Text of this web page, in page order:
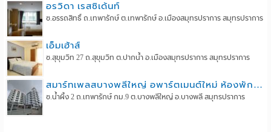
อรวิดา เรสซิเด้นท์
ซ.อรรถสิทธิ์ ถ.เทพารักษ์ ต.เทพารักษ์ อ.เมืองสมุทรปราการ สมุทรปราการ
เอ็มเฮ้าส์
ซ.สุขุมวิท 27 ถ.สุขุมวิท ต.ปากน้ำ อ.เมืองสมุทรปราการ สมุทรปราการ
สมาร์ทเพลสบางพลีใหญ่ อพาร์ตเมนต์ใหม่ ห้องพักพร้อมเฟอร์นิเจอร์ ที่จอดรถกว้าง ประตู Digital Door Lock
ซ.น้ำผึ้ง 2 ถ.เทพารักษ์ กม.9 ต.บางพลีใหญ่ อ.บางพลี สมุทรปราการ